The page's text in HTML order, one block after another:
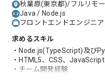
秋葉原(東京都)/フルリモ
Java / Node.js
フロントエンドエンジニ
求めるスキル
・Node.js(TypeScript)及び
・HTML5、CSS、
・チーム開発経験